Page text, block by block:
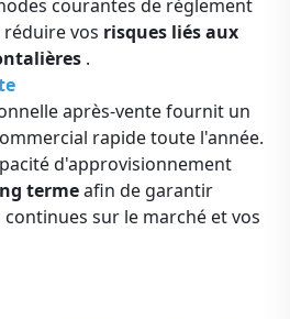
courantes de règlement
vos risques liés aux
.
après-vente fournit un
rapide toute l'année.
d'approvisionnement
termeafin de garantir
sur le marché et vos